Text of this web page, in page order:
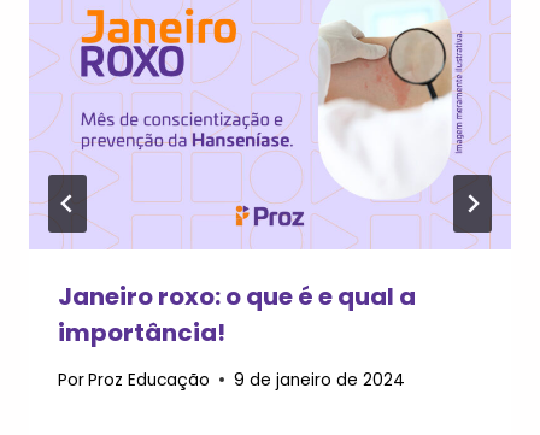
Janeiro roxo: o que é e qual a
importância!
PorProz Educação 9 de janeiro de 2024